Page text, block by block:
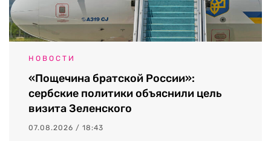
НОВОСТИ
«Пощечина братской России»:
сербские политики объяснили цель
визита Зеленского
07.08.2026 / 18:43